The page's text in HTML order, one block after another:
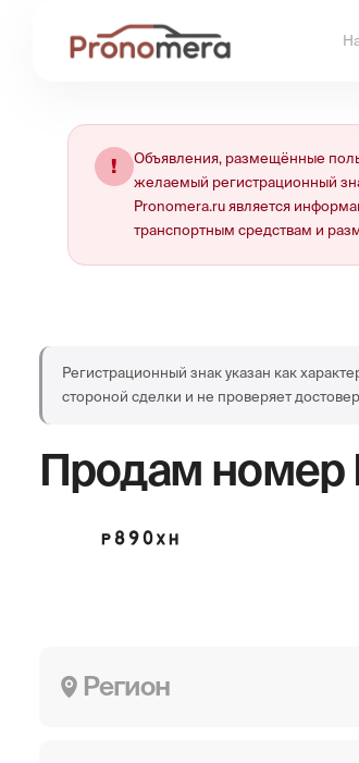
!
Объявления, размещённые
желаемый регистрационный
Pronomera.ru является
транспортным средствам и
Регистрационный знак указан как
стороной сделки и не проверяет
Продам номер
Р890ХН
Регион